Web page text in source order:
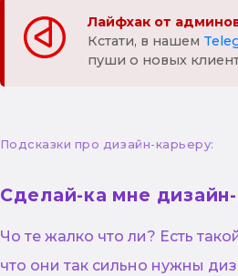
Лайфхак от
Кстати, в нашем
пуши о новых
Подсказки про дизайн-карьеру:
Сделай-ка мне
Чо те жалко что ли? Есть
что они так сильно нужны